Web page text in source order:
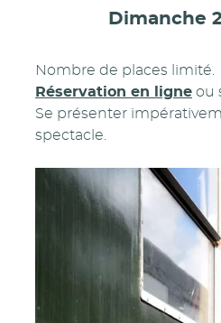
Dimanche
Nombre de places limité.
Réservation en ligne ou
Se présenter
spectacle.